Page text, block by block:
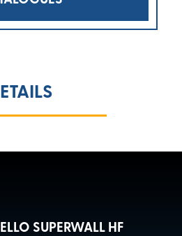
SUPERWALL HF